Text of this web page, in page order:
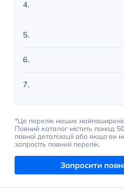
*Це перелік наших
Повний каталог містить понад
повної деталізації або якщо ви
запросіть повний перелік.
Запросити